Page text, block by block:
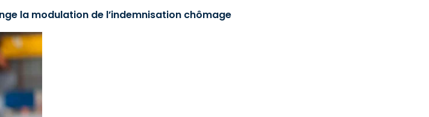
la modulation de l’indemnisation chômage